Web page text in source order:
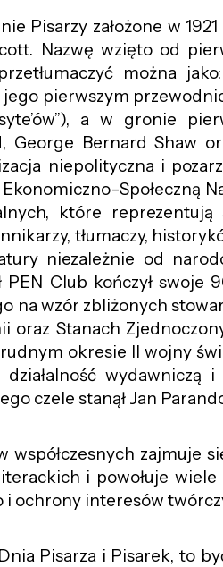
Pisarzy założone w
Nazwę wzięto od
można
pierwszym
a w gronie
George Bernard Shaw
niepolityczna i
Społeczną
które reprezentują
tłumaczy,
niezależnie od
Club kończył swoje
na wzór zbliżonych
oraz Stanach
okresie II wojny
wydawniczą i
czele stanął Jan
współczesnych zajmuje
i powołuje wiele
ochrony interesów
Pisarza i Pisarek, to